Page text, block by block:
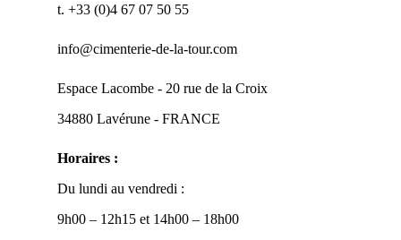
t. +33 (0)4 67 07 50 55
info@cimenterie-de-la-tour.com
Espace Lacombe - 20 rue de la Croix
34880 Lavérune - FRANCE
Horaires :
Du lundi au vendredi :
9h00 – 12h15 et 14h00 – 18h00